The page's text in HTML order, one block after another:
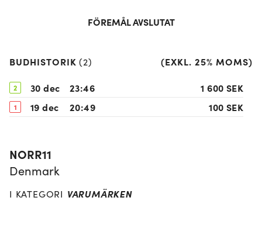
FÖREMÅL AVSLUTAT
BUDHISTORIK (2) (EXKL. 25% MOMS)
2 30 dec 23:46 1 600 SEK
1 19 dec 20:49 100 SEK
NORR11
Denmark
I KATEGORI VARUMÄRKEN